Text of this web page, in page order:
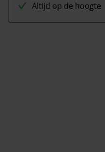
Altijd op de hoogte